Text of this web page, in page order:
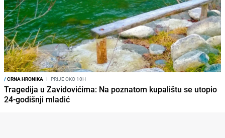
/CRNA HRONIKA I PRIJE OKO 10H
Tragedija u Zavidovićima: Na poznatom kupalištu se utopio
24-godišnji mladić